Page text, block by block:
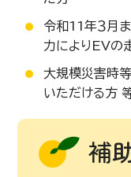
令和11年３月
力によりEVの
大規模災害時
いただける方
補